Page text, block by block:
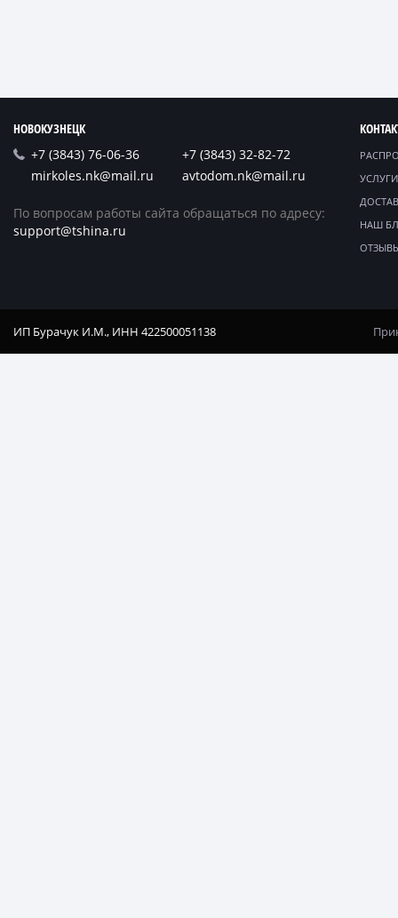
НОВОКУЗНЕЦК
+7 (3843) 76-06-36
+7 (3843) 32-82-72
mirkoles.nk@mail.ru
avtodom.nk@mail.ru
По вопросам работы сайта обращаться по адресу:
support@tshina.ru
НАШ
ИП Бурачук И.М., ИНН 422500051138